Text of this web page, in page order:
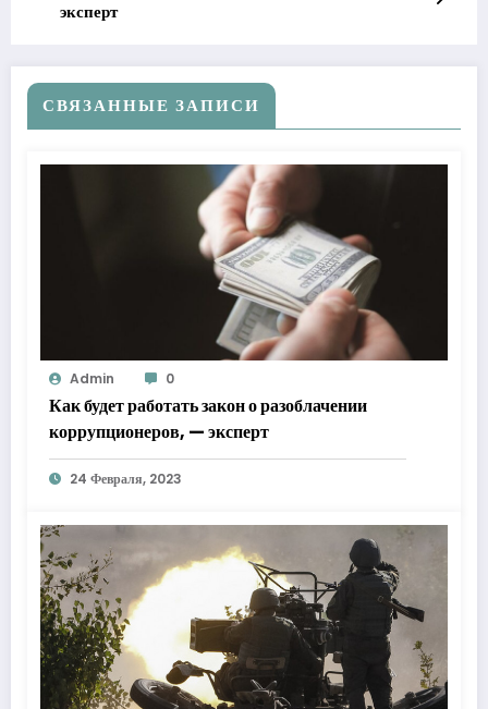
эксперт
СВЯЗАННЫЕ ЗАПИСИ
Admin 0
Как будет работать закон о разоблачении
коррупционеров, — эксперт
24 Февраля, 2023